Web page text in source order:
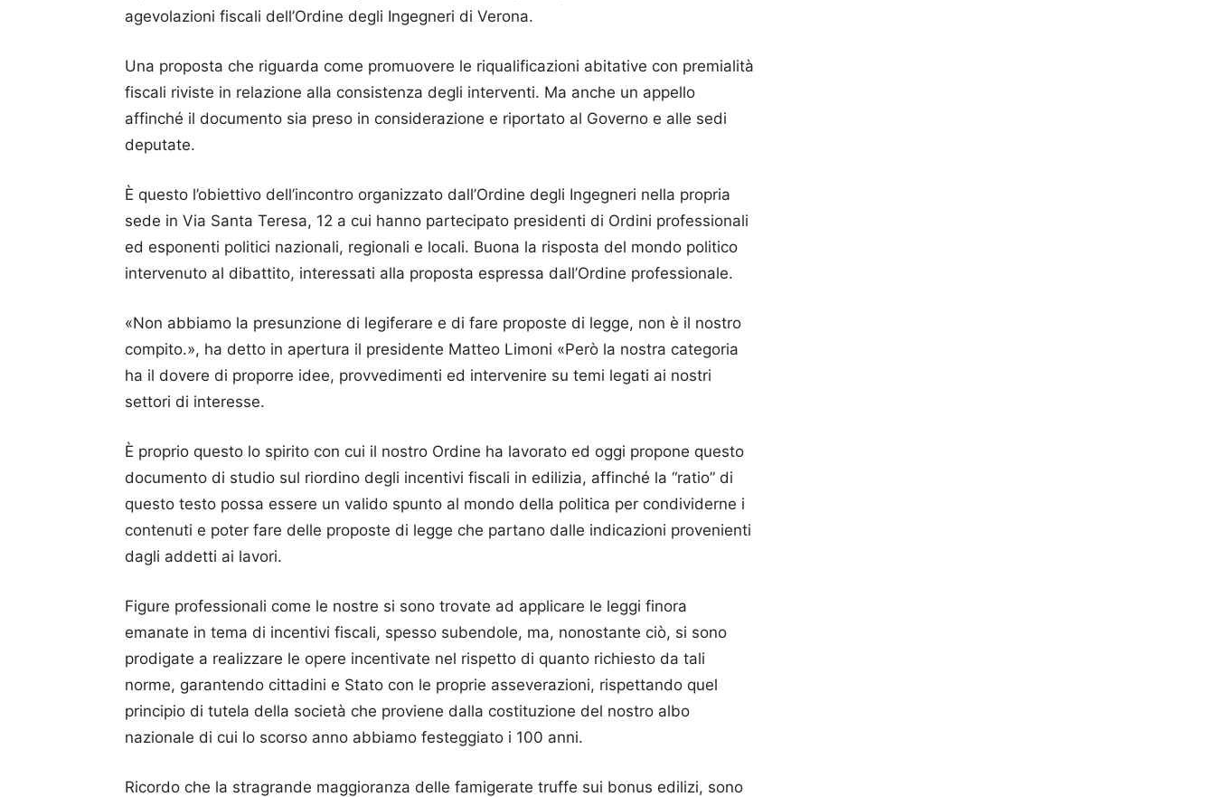
agevolazioni fiscali dell’Ordine degli Ingegneri di Verona.
Una proposta che riguarda come promuovere le riqualificazioni abitative con premialità
fiscali riviste in relazione alla consistenza degli interventi. Ma anche un appello
affinché il documento sia preso in considerazione e riportato al Governo e alle sedi
deputate.
È questo l’obiettivo dell’incontro organizzato dall’Ordine degli Ingegneri nella propria
sede in Via Santa Teresa, 12 a cui hanno partecipato presidenti di Ordini professionali
ed esponenti politici nazionali, regionali e locali. Buona la risposta del mondo politico
intervenuto al dibattito, interessati alla proposta espressa dall’Ordine professionale.
«Non abbiamo la presunzione di legiferare e di fare proposte di legge, non è il nostro
compito.», ha detto in apertura il presidente Matteo Limoni «Però la nostra categoria
ha il dovere di proporre idee, provvedimenti ed intervenire su temi legati ai nostri
settori di interesse.
È proprio questo lo spirito con cui il nostro Ordine ha lavorato ed oggi propone questo
documento di studio sul riordino degli incentivi fiscali in edilizia, affinché la “ratio” di
questo testo possa essere un valido spunto al mondo della politica per condividerne i
contenuti e poter fare delle proposte di legge che partano dalle indicazioni provenienti
dagli addetti ai lavori.
Figure professionali come le nostre si sono trovate ad applicare le leggi finora
emanate in tema di incentivi fiscali, spesso subendole, ma, nonostante ciò, si sono
prodigate a realizzare le opere incentivate nel rispetto di quanto richiesto da tali
norme, garantendo cittadini e Stato con le proprie asseverazioni, rispettando quel
principio di tutela della società che proviene dalla costituzione del nostro albo
nazionale di cui lo scorso anno abbiamo festeggiato i 100 anni.
Ricordo che la stragrande maggioranza delle famigerate truffe sui bonus edilizi, sono